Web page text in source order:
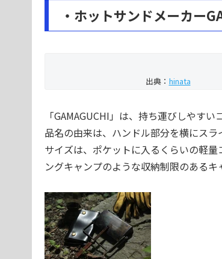
・ホットサンドメーカー
出典： hinata
「GAMAGUCHI」は、持ち運びしやす
品名の由来は、ハンドル部分を横にスラ
サイズは、ポケットに入るくらいの軽
ングキャンプのような収納制限のあるキ